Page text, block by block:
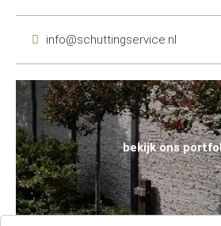
info@schuttingservice.nl
bekijk ons